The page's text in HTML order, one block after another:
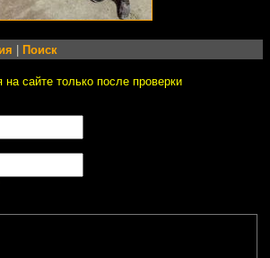
Поиск
на сайте только после проверки